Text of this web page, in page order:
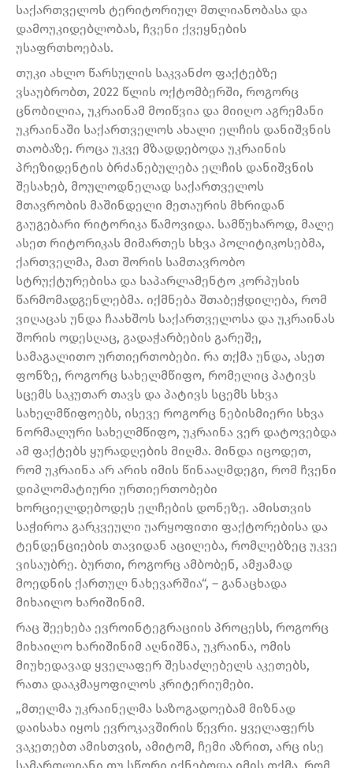
საქართველოს ტერიტორიულ მთლიანობასა და
დამოუკიდებლობას, ჩვენი ქვეყნების
უსაფრთხოებას.
თუკი ახლო წარსულის საკვანძო ფაქტებზე
ვსაუბრობთ, 2022 წლის ოქტომბერში, როგორც
ცნობილია, უკრაინამ მოიწვია და მიიღო აგრემანი
უკრაინაში საქართველოს ახალი ელჩის დანიშვნის
თაობაზე. როცა უკვე მზადდებოდა უკრაინის
პრეზიდენტის ბრძანებულება ელჩის დანიშვნის
შესახებ, მოულოდნელად საქართველოს
მთავრობის მაშინდელი მეთაურის მხრიდან
გაუგებარი რიტორიკა წამოვიდა. სამწუხაროდ, მალე
ასეთ რიტორიკას მიმართეს სხვა პოლიტიკოსებმა,
ქართველმა, მათ შორის სამთავრობო
სტრუქტურებისა და საპარლამენტო კორპუსის
წარმომადგენლებმა. იქმნება შთაბეჭდილება, რომ
ვიღაცას უნდა ჩაახშოს საქართველოსა და უკრაინას
შორის ოდესღაც, გადაჭარბების გარეშე,
სამაგალითო ურთიერთობები. რა თქმა უნდა, ასეთ
ფონზე, როგორც სახელმწიფო, რომელიც პატივს
სცემს საკუთარ თავს და პატივს სცემს სხვა
სახელმწიფოებს, ისევე როგორც ნებისმიერი სხვა
ნორმალური სახელმწიფო, უკრაინა ვერ დატოვებდა
ამ ფაქტებს ყურადღების მიღმა. მინდა იცოდეთ,
რომ უკრაინა არ არის იმის წინააღმდეგი, რომ ჩვენი
დიპლომატიური ურთიერთობები
ხორციელდებოდეს ელჩების დონეზე. ამისთვის
საჭიროა გარკვეული უარყოფითი ფაქტორებისა და
ტენდენციების თავიდან აცილება, რომლებზეც უკვე
ვისაუბრე. ბურთი, როგორც ამბობენ, ამჟამად
მოედნის ქართულ ნახევარშია“, – განაცხადა
მიხაილო ხარიშინიმ.
რაც შეეხება ევროინტეგრაციის პროცესს, როგორც
მიხაილო ხარიშინიმ აღნიშნა, უკრაინა, ომის
მიუხედავად ყველაფერ შესაძლებელს აკეთებს,
რათა დააკმაყოფილოს კრიტერიუმები.
„მთელმა უკრაინელმა საზოგადოებამ მიზნად
დაისახა იყოს ევროკავშირის წევრი. ყველაფერს
ვაკეთებთ ამისთვის, ამიტომ, ჩემი აზრით, არც ისე